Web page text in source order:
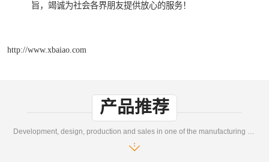
旨，竭诚为社会各界朋友提供放心的服务！
http://www.xbaiao.com
产品推荐
Development, design, production and sales in one of the manufacturing enterprises